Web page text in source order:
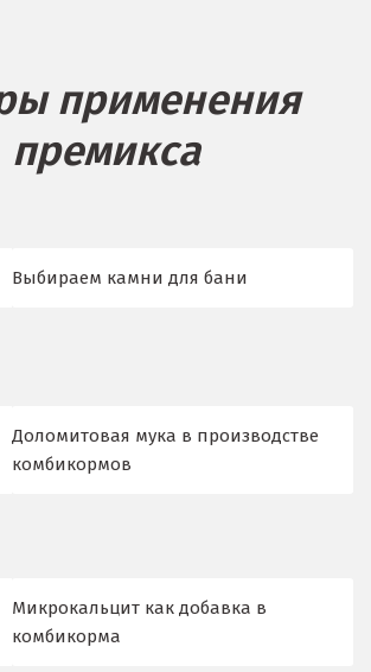
применения
премикса
Выбираем камни для бани
Доломитовая мука в производстве
комбикормов
Микрокальцит как добавка в
комбикорма